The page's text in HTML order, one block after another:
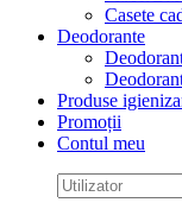
Casete
Deodorante
Produse
Promoții
Contul meu